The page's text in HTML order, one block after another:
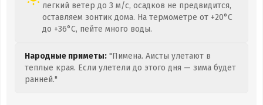
легкий ветер до 3 м/с, осадков не предвидится,
оставляем зонтик дома. На термометре от +20°C
до +36°C, пейте много воды.
Народные приметы: "Пимена. Аисты улетают в
теплые края. Если улетели до этого дня — зима будет
ранней."